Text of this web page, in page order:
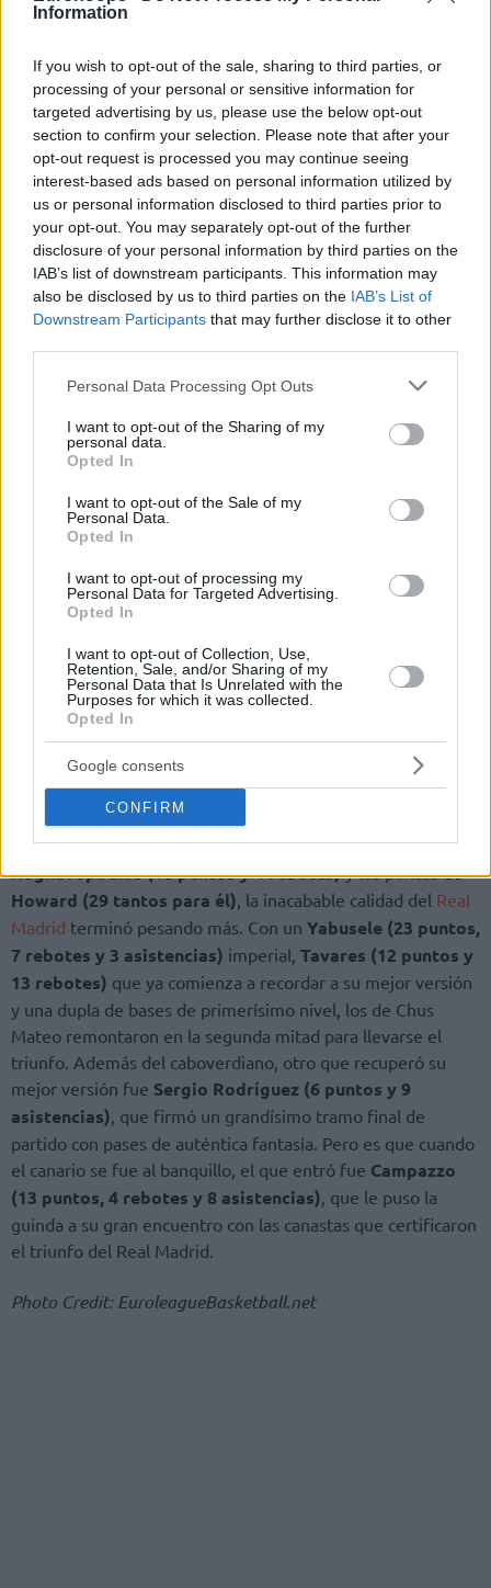
Information
If you wish to opt-out of the sale, sharing to third parties, or
processing of your personal or sensitive information for
targeted advertising by us, please use the below opt-out
section to confirm your selection. Please note that after your
opt-out request is processed you may continue seeing
interest-based ads based on personal information utilized by
us or personal information disclosed to third parties prior to
your opt-out. You may separately opt-out of the further
disclosure of your personal information by third parties on the
IAB’s list of downstream participants. This information may
also be disclosed by us to third parties on the IAB’s List of
Downstream Participants that may further disclose it to other
Please note that this website/app uses one or more Google
not limited to your visit or usage behaviour. You may click to
grant or deny consent to Google and its third-party tags to
use your data for below specified purposes in below Google
consent section.
Personal Data Processing Opt Outs
I want to opt-out of the Sharing of my
personal data.
Opted In
I want to opt-out of the Sale of my
Personal Data.
Opted In
I want to opt-out of processing my
Personal Data for Targeted Advertising.
Opted In
I want to opt-out of Collection, Use,
Retention, Sale, and/or Sharing of my
Personal Data that Is Unrelated with the
Purposes for which it was collected.
Opted In
Google consents
CONFIRM
A pesar de los intentos deCodi Miller-McIntrye (17
puntos, 7 rebotes y 11 asistencias)
Marinkovic (17 puntos con 5 triples), la polivalencia de
Rogkavopoulos (18 puntos y 4 rebotes)y los puntos de
Howard (29 tantos para él) , la inacabable calidad del Real
Madrid terminó pesando más. Con un Yabusele (23 puntos,
7 rebotes y 3 asistencias) imperial, Tavares (12 puntos y
13 rebotes) que ya comienza a recordar a su mejor versión
y una dupla de bases de primerísimo nivel, los de Chus
Mateo remontaron en la segunda mitad para llevarse el
triunfo. Además del caboverdiano, otro que recuperó su
mejor versión fue Sergio Rodríguez (6 puntos y 9
asistencias) , que firmó un grandísimo tramo final de
partido con pases de auténtica fantasía. Pero es que cuando
el canario se fue al banquillo, el que entró fue Campazzo
(13 puntos, 4 rebotes y 8 asistencias) , que le puso la
guinda a su gran encuentro con las canastas que certificaron
el triunfo del Real Madrid.
Photo Credit: EuroleagueBasketball.net